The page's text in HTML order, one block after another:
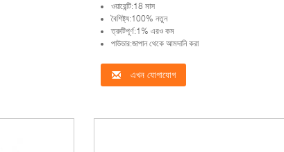
ওয়ারেন্টি:18 মাস
বৈশিষ্ট্য:100% নতুন
ত্রুটিপূর্ণ:1% এরও কম
পাউডার:জাপান থেকে আমদানি করা
এখন যোগাযোগ